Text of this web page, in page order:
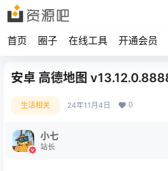
首页 圈子 在线工具 开通会员
安卓 高德地图
生活相关 24年11月4日 0
小七
站长